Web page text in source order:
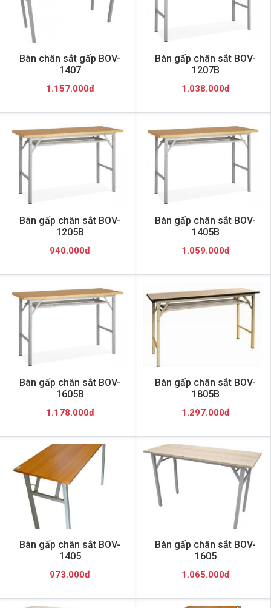
Bàn chân sắt gấp BOV-
1407
1.157.000đ
Bàn gấp chân sắt BOV-
1207B
1.038.000đ
Bàn gấp chân sắt BOV-
1205B
940.000đ
Bàn gấp chân sắt BOV-
1405B
1.059.000đ
Bàn gấp chân sắt BOV-
1605B
1.178.000đ
Bàn gấp chân sắt BOV-
1805B
1.297.000đ
Bàn gấp chân sắt BOV-
1405
973.000đ
Bàn gấp chân sắt BOV-
1605
1.065.000đ